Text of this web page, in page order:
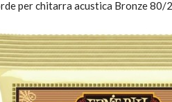
per chitarra acustica Bronze